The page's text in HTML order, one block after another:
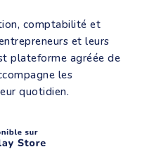
comptabilité et
et leurs
plateforme agréée de
les
quotidien.